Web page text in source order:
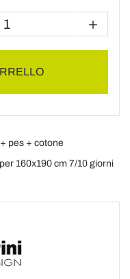
pes + cotone
160x190 cm 7/10 giorni